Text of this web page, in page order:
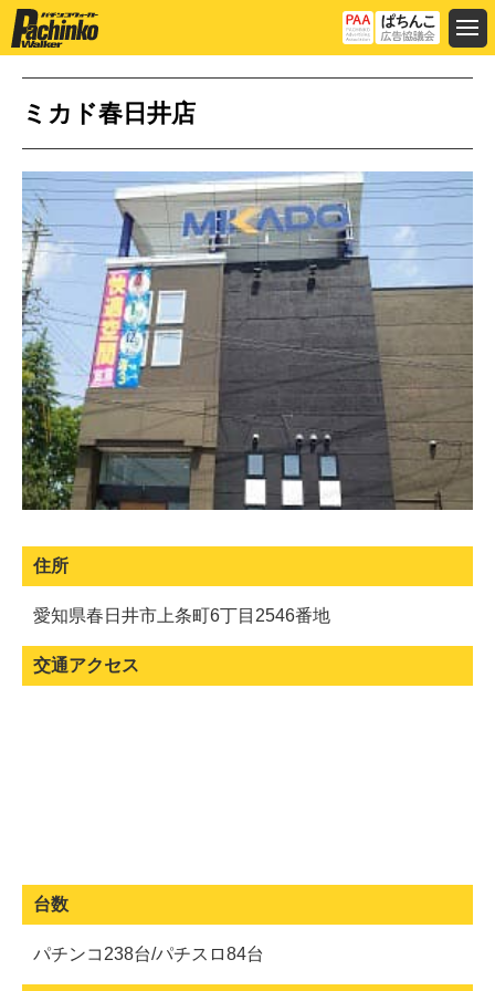
ミカド春日井店
住所
愛知県春日井市上条町6丁目2546番地
交通アクセス
台数
パチンコ238台/パチスロ84台